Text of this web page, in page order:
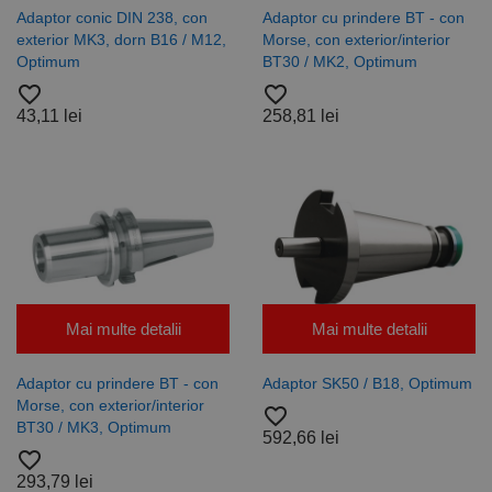
Adaptor conic DIN 238, con
exterior MK3, dorn B16 / M12,
Optimum
favorite_border
43,11 lei
Adaptor cu prindere BT - con
Morse, con exterior/interior
BT30 / MK2, Optimum
favorite_border
258,81 lei
Mai multe detalii
Adaptor cu prindere BT - con
Morse, con exterior/interior
BT30 / MK3, Optimum
favorite_border
293,79 lei
Mai multe detalii
Adaptor SK50 / B18, Optimum
favorite_border
592,66 lei
Script.com
pentru a
aminti
preferințele
de
funcționeze
corect.
PHPSESSID
www.rocast.ro
65 ani 8
luni
Cookie
aplicații
bazate pe
limbajul PHP.
Acesta este un
de scop
general
Google
Privacy Policy